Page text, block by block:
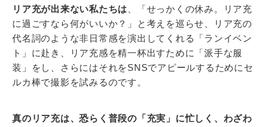
リア充が出来ない私たちは 、「せっかくの休み。リア充
に過ごすなら何がいいか？」と考えを巡らせ、リア充の
代名詞のような非日常感を演出してくれる「ランイベン
ト」に赴き、リア充感を精一杯出すために「派手な服
装」をし、さらにはそれをSNSでアピールするためにセ
ルカ棒で撮影を試みるのです。
真のリア充は、恐らく普段の「充実」に忙しく、わざわ